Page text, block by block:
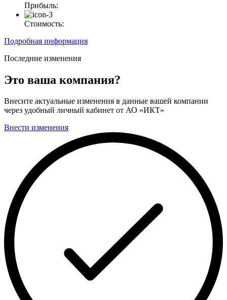
Прибыль:
Стоимость:
Подробная информация
Последние изменения
Это ваша компания?
Внесите актуальные изменения в данные вашей компании
через удобный личный кабинет от АО «ИКТ»
Внести изменения